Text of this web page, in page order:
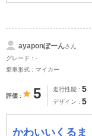
ayaponぽーんさん
グレード：-
乗車形式：マイカー
評価 5 走行性能 5
デザイン 5
かわいいくるま